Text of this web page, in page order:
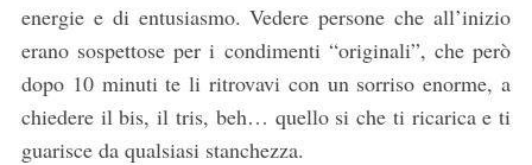
energie e di entusiasmo. Vedere persone che all’inizio
erano sospettose per i condimenti “originali”, che però
dopo 10 minuti te li ritrovavi con un sorriso enorme, a
chiedere il bis, il tris, beh… quello si che ti ricarica e ti
guarisce da qualsiasi stanchezza.